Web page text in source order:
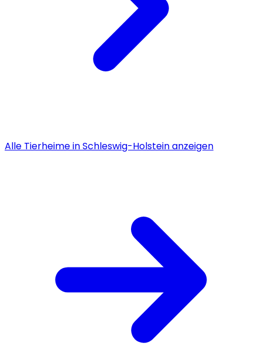
Alle TierheimeinSchleswig-Holsteinanzeigen